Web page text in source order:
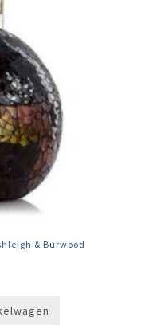
& Burwood